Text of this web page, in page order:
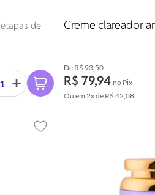
de
Creme clareador
R$ 93,50
R$ 79,94 no Pix
Ou em2xde R$ 42,08
Adicionar aos favoritos